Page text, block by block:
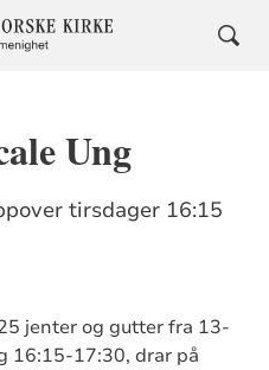
Ung
tirsdager 16:15
jenter og gutter fra 13-
16:15-17:30, drar på